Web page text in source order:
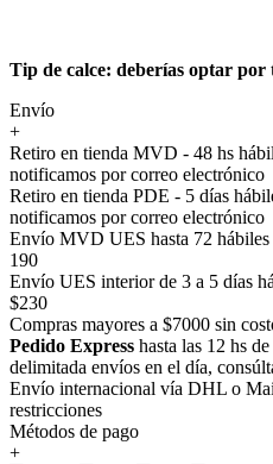
Tip de calce: deberías optar
Envío
+
Retiro en tienda MVD - 48 hs
notificamos por correo electrónico
Retiro en tienda PDE - 5 días
notificamos por correo electrónico
Envío MVD UES hasta 72
190
Envío UES interior de 3 a 5 días
$230
Compras mayores a $7000 sin
Pedido Express hasta las 12 hs
delimitada envíos en el día,
Envío internacional vía DHL o
restricciones
Métodos de pago
+